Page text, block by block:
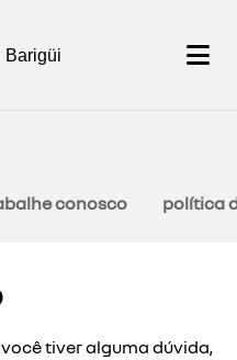
| Barigüi
conosco política
tiver alguma dúvida,